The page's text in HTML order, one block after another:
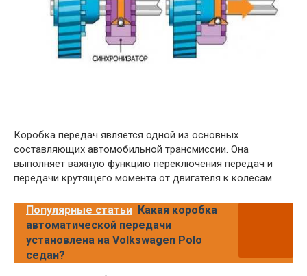
Коробка передач является одной из основных
составляющих автомобильной трансмиссии. Она
выполняет важную функцию переключения передач и
передачи крутящего момента от двигателя к колесам.
Популярные статьи Какая коробка
автоматической передачи
установлена на Volkswagen Polo
седан?